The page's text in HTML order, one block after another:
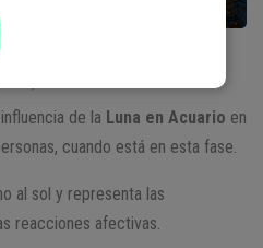
-3)
de la Luna en Acuario en
cuando está en esta fase.
al sol y representa las
reacciones afectivas.